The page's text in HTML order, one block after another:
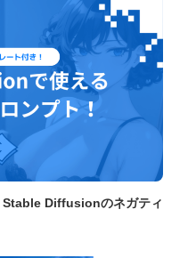
Stable Diffusionのネガティ